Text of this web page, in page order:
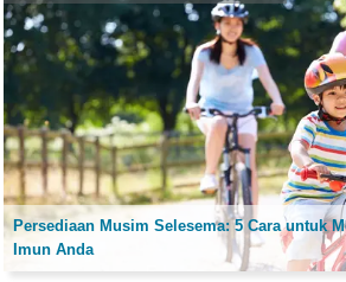
Persediaan Musim Selesema: 5 Cara untuk
Imun Anda